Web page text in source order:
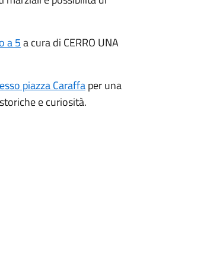
a 5a cura di CERRO UNA
piazza Caraffaper una
e curiosità.